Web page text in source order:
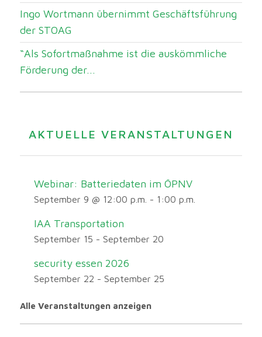
Ingo Wortmann übernimmt Geschäftsführung
der STOAG
“Als Sofortmaßnahme ist die auskömmliche
Förderung der...
AKTUELLE VERANSTALTUNGEN
Webinar: Batteriedaten im ÖPNV
September 9 @ 12:00 p.m. - 1:00 p.m.
IAA Transportation
September 15 - September 20
security essen 2026
September 22 - September 25
Alle Veranstaltungen anzeigen